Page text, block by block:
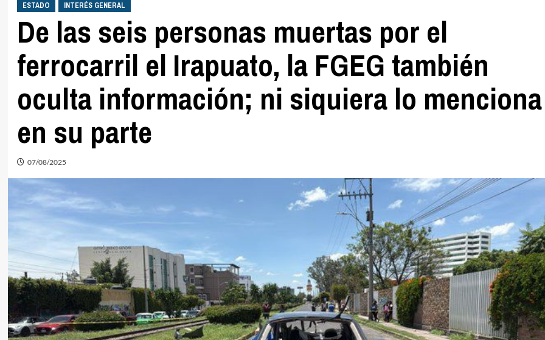
ESTADO INTERÉS GENERAL
De las seis personas muertas por el
ferrocarril el Irapuato, la FGEG también
oculta información; ni siquiera lo menciona
en su parte
07/08/2025